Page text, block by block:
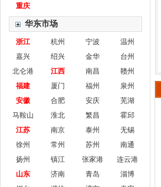
重庆
华东市场
浙江 杭州 宁波
温州
嘉兴
绍兴 金华
台州
北仑港
江西 南昌
赣州
福建
厦门 福州
泉州
安徽
合肥 安庆
芜湖
马鞍山
淮北 繁昌
霍邱
江苏
南京 泰州
无锡
徐州
常州 苏州
南通
扬州
镇江 张家港
连云港
山东
济南 青岛
淄博